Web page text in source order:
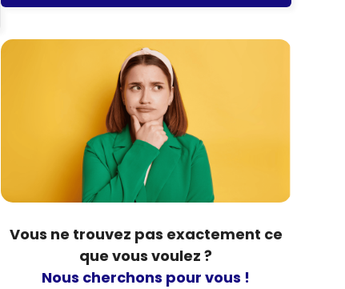
Vous ne trouvez pas exactement ce
que vous voulez ?
Nous cherchons pour vous !